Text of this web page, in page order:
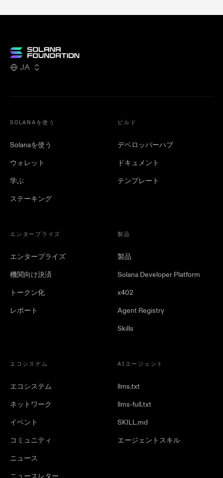
JA
SOLANAを使う
Solanaを使う
ウォレット
学ぶ
ステーキング
ビルド
デベロッパーハブ
ドキュメント
テンプレート
エンタープライズ
エンタープライズ
機関向け決済
トークン化
レポート
製品
製品
Solana Developer Platform
x402
Agent Registry
Skills
エコシステム
エコシステム
ネットワーク
イベント
コミュニティ
ニュース
AIエージェント
llms.txt
llms-full.txt
SKILL.md
エージェントスキル